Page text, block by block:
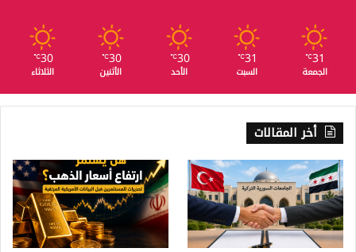
31
℃
الجمعة
31
℃
السبت
30
℃
الأحد
30
℃
الأثنين
30
℃
الثلاثاء
أخر المقالات